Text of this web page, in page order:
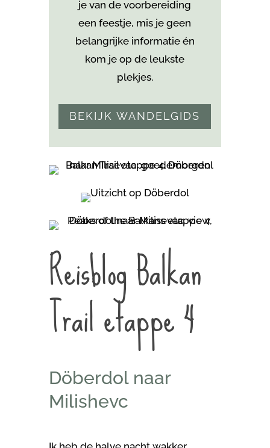
je van de voorbereiding
een feestje, mis je geen
belangrijke informatie én
kom jeop de leukste
plekjes.
BEKIJK WANDELGIDS
Reisblog Balkan
Trail etappe 4
Döberdol naar
Milishevc